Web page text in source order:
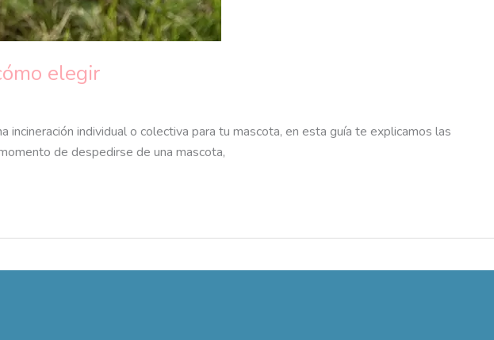
elegir
individual o colectiva para tu mascota, en esta guía te explicamos las
de despedirse de una mascota,